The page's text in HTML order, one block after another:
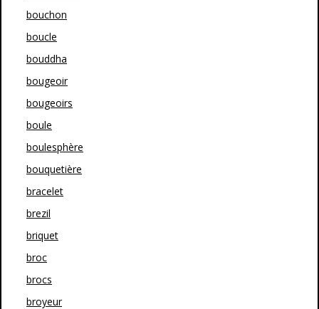
bouchon
boucle
bouddha
bougeoir
bougeoirs
boule
boulesphère
bouquetière
bracelet
brezil
briquet
broc
brocs
broyeur